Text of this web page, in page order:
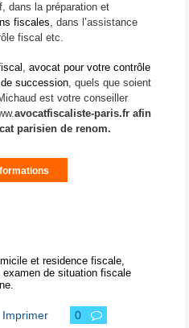
dans la préparation et
fiscales, dans l’assistance
fiscal etc.
, avocat pour votre contrôle
succession, quels que soient
est votre conseiller
avocatfiscaliste-paris.fr afin
parisien de renom.
et residence fiscale,
examen de situation fiscale
.
Imprimer
0